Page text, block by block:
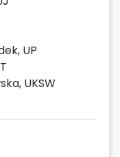
UP
UKSW